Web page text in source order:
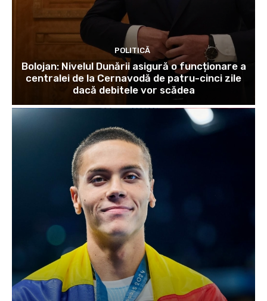
POLITICĂ
Bolojan: Nivelul Dunării asigură o funcționare a
centralei de la Cernavodă de patru-cinci zile
dacă debitele vor scădea